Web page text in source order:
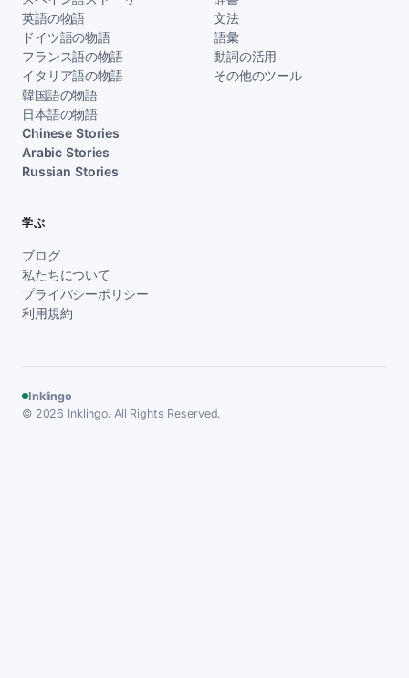
英語の物語
ドイツ語の物語
フランス語の物語
イタリア語の物語
韓国語の物語
日本語の物語
Chinese Stories
Arabic Stories
Russian Stories
文法
語彙
動詞の活用
その他のツール
学ぶ
ブログ
私たちについて
プライバシーポリシー
利用規約
Inklingo
© 2026 Inklingo. All Rights Reserved.